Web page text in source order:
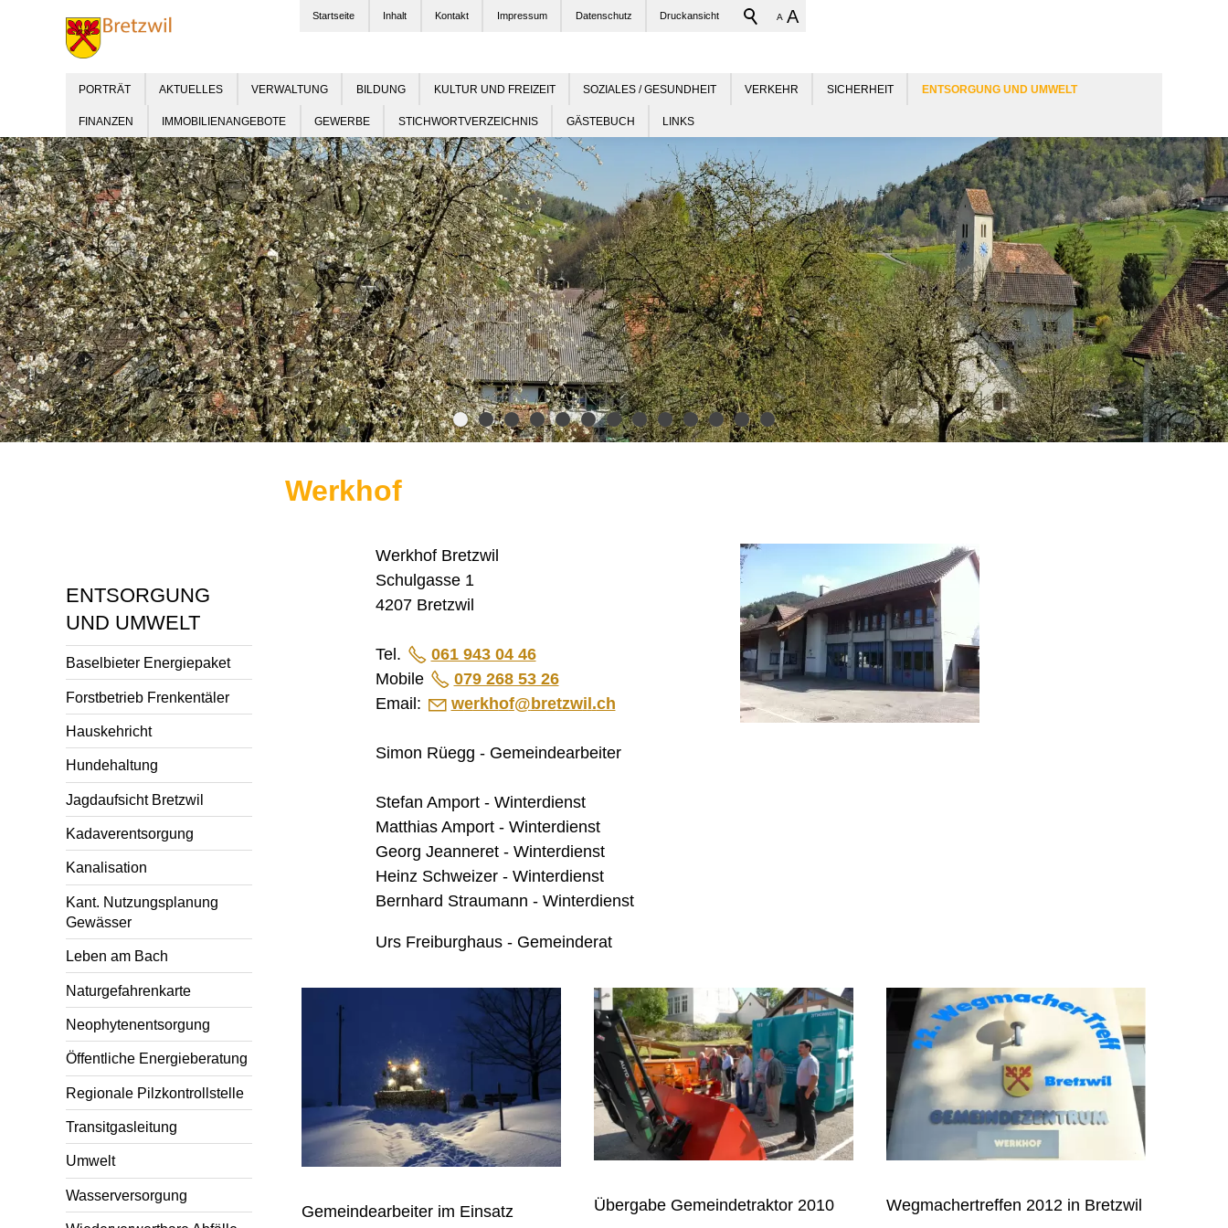
PORTRÄT AKTUELLES VERWALTUNG BILDUNG KULTUR UND FREIZEIT SOZIALES / GESUNDHEIT VERKEHR SICHERHEIT
FINANZEN IMMOBILIENANGEBOTE GEWERBE STICHWORTVERZEICHNIS GÄSTEBUCH LINKS
Startseite Inhalt Kontakt Impressum Datenschutz Druckansicht A A
ENTSORGUNG
UND UMWELT
Baselbieter Energiepaket
Forstbetrieb Frenkentäler
Hauskehricht
Hundehaltung
Jagdaufsicht Bretzwil
Kadaverentsorgung
Kanalisation
Kant. Nutzungsplanung
Gewässer
Leben am Bach
Naturgefahrenkarte
Neophytenentsorgung
Öffentliche Energieberatung
Regionale Pilzkontrollstelle
Transitgasleitung
Umwelt
Wasserversorgung
Werkhof
Werkhof Bretzwil
Schulgasse 1
4207 Bretzwil
Tel.
061 943 04 46
Mobile
079 268 53 26
Email:
w rkh f br tzw l ch
Simon Rüegg - Gemeindearbeiter
Stefan Amport - Winterdienst
Matthias Amport - Winterdienst
Georg Jeanneret - Winterdienst
Heinz Schweizer - Winterdienst
Bernhard Straumann - Winterdienst
Urs Freiburghaus - Gemeinderat
Gemeindearbeiter im Einsatz Übergabe Gemeindetraktor 2010 Wegmachertreffen 2012 in Bretzwil